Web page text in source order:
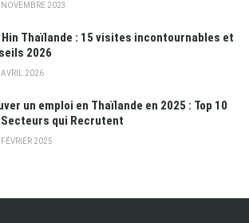
2023
Hin Thaïlande : 15 visites incontournables et
2026
AVRIL 2026
un emploi en Thaïlande en 2025 : Top 10
qui Recrutent
2025